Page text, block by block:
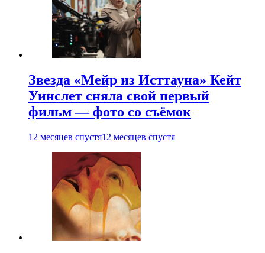
Звезда «Мейр из Исттауна» Кейт
Уинслет сняла свой первый
фильм — фото со съёмок
12 месяцев спустя12 месяцев спустя